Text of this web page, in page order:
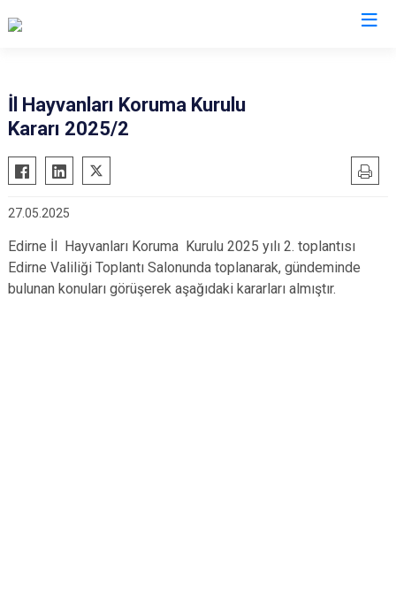
İl Hayvanları Koruma Kurulu
Kararı 2025/2
27.05.2025
Edirne İl Hayvanları Koruma Kurulu 2025 yılı 2. toplantısı
Edirne Valiliği Toplantı Salonunda toplanarak, gündeminde
bulunan konuları görüşerek aşağıdaki kararları almıştır.